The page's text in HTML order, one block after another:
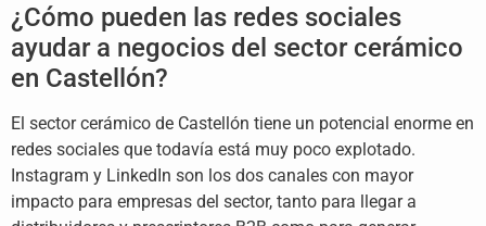
¿Cómo pueden las redes sociales
ayudar a negocios del sector cerámico
en Castellón?
El sector cerámico de Castellón tiene un potencial enorme en
redes sociales que todavía está muy poco explotado.
Instagram y LinkedIn son los dos canales con mayor
impacto para empresas del sector, tanto para llegar a